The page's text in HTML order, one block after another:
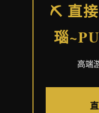
⛏️ 直
瑙
高端